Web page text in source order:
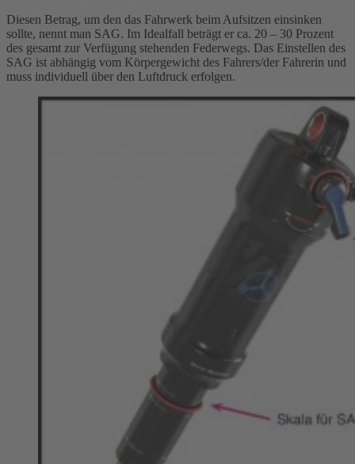
Diesen Betrag, um den das Fahrwerk beim Aufsitzen einsinken
sollte, nennt man SAG. Im Idealfall beträgt er ca. 20 – 30 Prozent
des gesamt zur Verfügung stehenden Federwegs. Das Einstellen des
SAG ist abhängig vom Körpergewicht des Fahrers/der Fahrerin und
muss individuell über den Luftdruck erfolgen.